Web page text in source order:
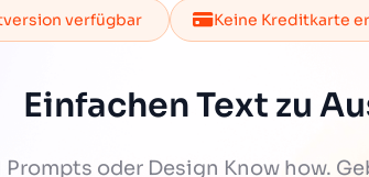
verfügbar Keine Kreditkarte
Einfachen Text zu
oder Design Know how.